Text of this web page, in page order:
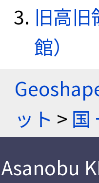
旧高
館）
ット > 国
Asanobu